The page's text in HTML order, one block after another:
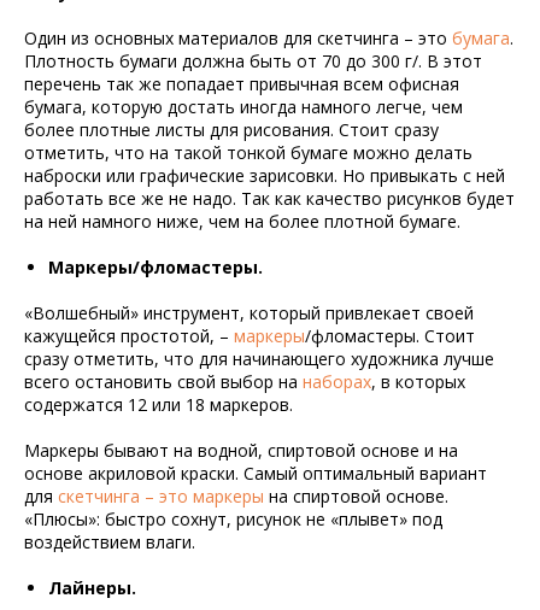
Один из основных материалов для скетчинга – это бумага.
Плотность бумаги должна быть от 70 до 300 г/. В этот
перечень так же попадает привычная всем офисная
бумага, которую достать иногда намного легче, чем
более плотные листы для рисования. Стоит сразу
отметить, что на такой тонкой бумаге можно делать
наброски или графические зарисовки. Но привыкать с ней
работать все же не надо. Так как качество рисунков будет
на ней намного ниже, чем на более плотной бумаге.
Маркеры/фломастеры.
«Волшебный» инструмент, который привлекает своей
кажущейся простотой, – маркеры/фломастеры. Стоит
сразу отметить, что для начинающего художника лучше
всего остановить свой выбор на наборах, в которых
содержатся 12 или 18 маркеров.
Маркеры бывают на водной, спиртовой основе и на
основе акриловой краски. Самый оптимальный вариант
для скетчинга – это маркеры на спиртовой основе.
«Плюсы»: быстро сохнут, рисунок не «плывет» под
воздействием влаги.
Лайнеры.